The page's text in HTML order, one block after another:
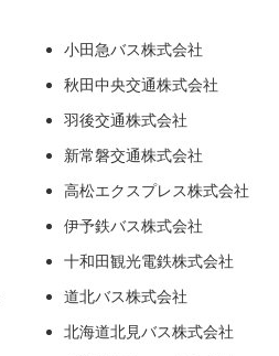
小田急バス株式会社
秋田中央交通株式会社
羽後交通株式会社
新常磐交通株式会社
高松エクスプレス株式会社
伊予鉄バス株式会社
十和田観光電鉄株式会社
道北バス株式会社
北海道北見バス株式会社